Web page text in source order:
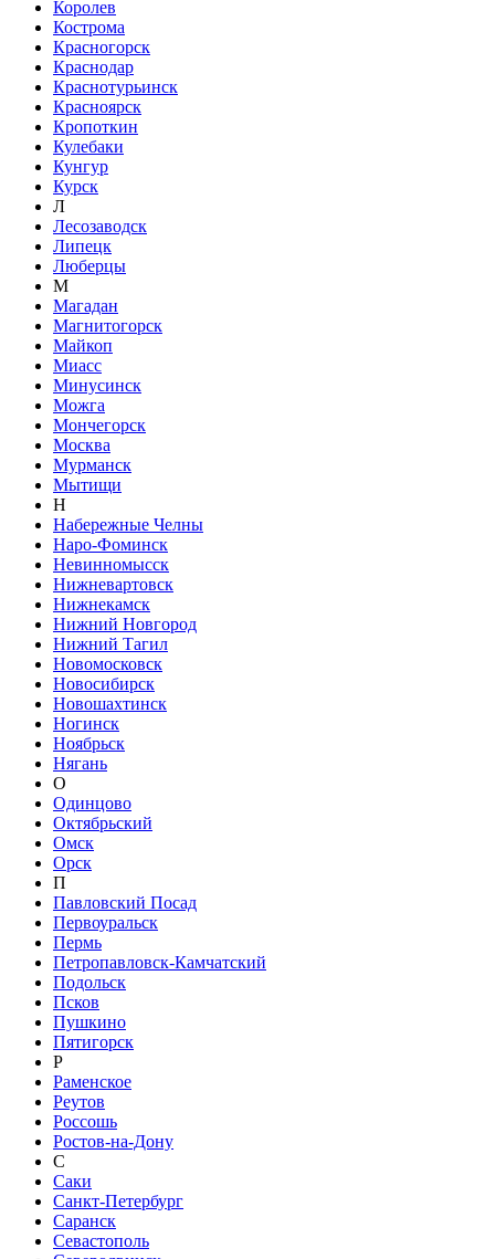
Королев
Кострома
Красногорск
Краснодар
Краснотурьинск
Красноярск
Кропоткин
Кулебаки
Кунгур
Курск
Л
Лесозаводск
Липецк
Люберцы
М
Магадан
Магнитогорск
Майкоп
Миасс
Минусинск
Можга
Мончегорск
Москва
Мурманск
Мытищи
Н
Набережные Челны
Наро-Фоминск
Невинномысск
Нижневартовск
Нижнекамск
Нижний Новгород
Нижний Тагил
Новомосковск
Новосибирск
Новошахтинск
Ногинск
Ноябрьск
Нягань
О
Одинцово
Октябрьский
Омск
Орск
П
Павловский Посад
Первоуральск
Пермь
Петропавловск-Камчатский
Подольск
Псков
Пушкино
Пятигорск
Р
Раменское
Реутов
Россошь
Ростов-на-Дону
С
Саки
Санкт-Петербург
Саранск
Севастополь